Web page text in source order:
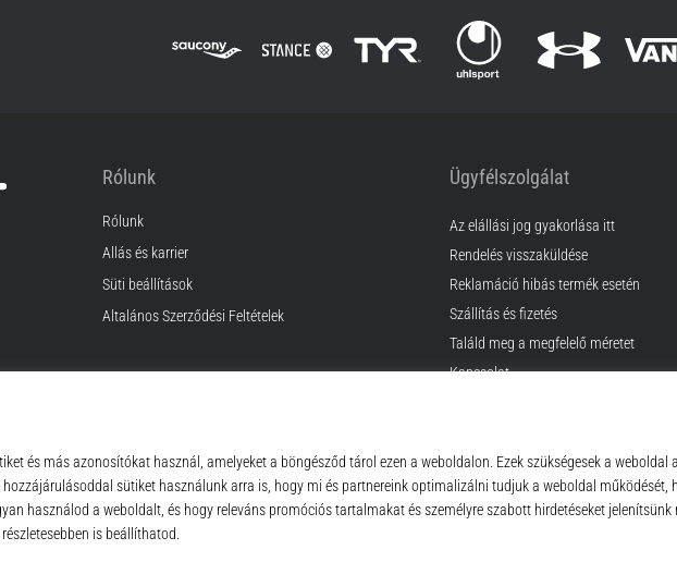
Rólunk
Rólunk
Állás és karrier
Süti beállítások
Általános Szerződési Feltételek
Ügyfélszolgálat
Az elállási jog gyakorlása itt
Rendelés visszaküldése
Reklamáció hibás termék esetén
Szállítás és fizetés
Találd meg a megfelelő méretet
Kapcsolat